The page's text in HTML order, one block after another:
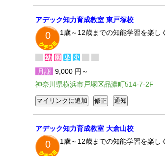
アデック知力育成教室 東戸塚校
0 1歳～12歳までの知能学習を楽し
月謝 9,000 円～
神奈川県横浜市戸塚区品濃町514-7-2F
アデック知力育成教室 大倉山校
0 1歳～12歳までの知能学習を楽し